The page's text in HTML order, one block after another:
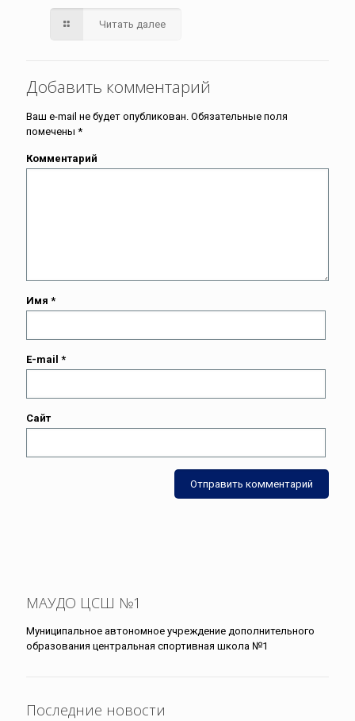
Читать далее
Добавить комментарий
Ваш e-mail не будет опубликован. Обязательные поля
помечены *
Комментарий
Имя *
E-mail *
Сайт
МАУДО ЦСШ №1
Муниципальное автономное учреждение дополнительного
образования центральная спортивная школа №1
Последние новости